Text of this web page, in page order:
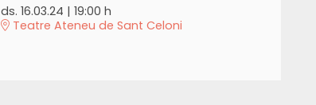
ds. 16.03.24 | 19:00 h
Teatre Ateneu de Sant Celoni